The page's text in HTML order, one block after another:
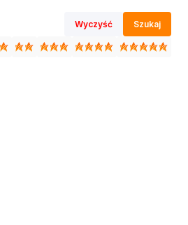
Wyczyść Szukaj